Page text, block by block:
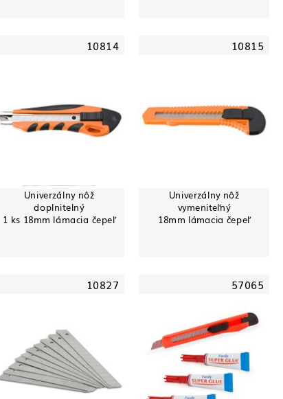
10814
Univerzálny nôž
doplnitelný
1 ks 18mm lámacia čepeľ
10815
Univerzálny nôž
vymeniteľný
18mm lámacia čepeľ
10827 57065